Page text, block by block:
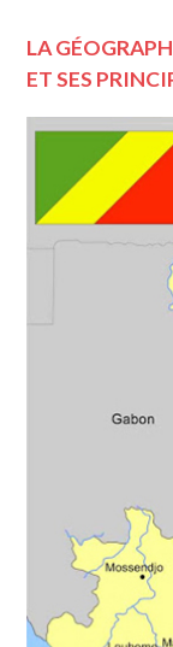
LA
ET SES